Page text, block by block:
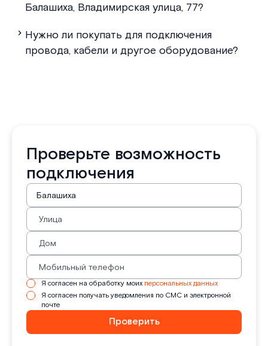
Балашиха, Владимирская улица, 77?
Нужно ли покупать для подключения
провода, кабели и другое оборудование?
Проверьте возможность
подключения
Я согласен на обработку моих персональных данных
Я согласен получать уведомления по СМС и электронной
почте
Проверить